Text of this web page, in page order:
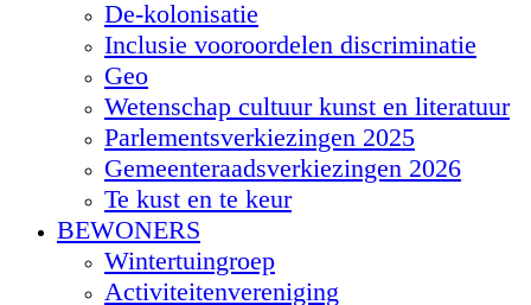
De-kolonisatie
Inclusie vooroordelen discriminatie
Geo
Wetenschap cultuur kunst en literatuur
Parlementsverkiezingen 2025
Gemeenteraadsverkiezingen 2026
Te kust en te keur
BEWONERS
Wintertuingroep
Activiteitenvereniging